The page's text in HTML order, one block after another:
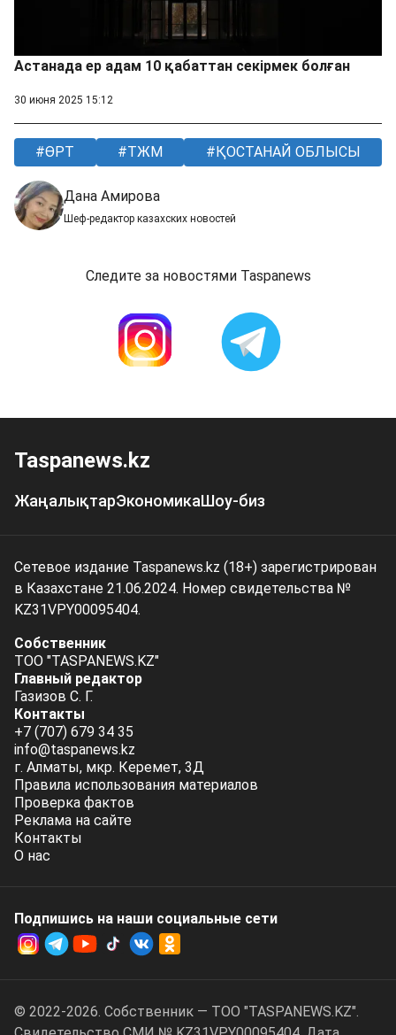
Астанада ер адам 10 қабаттан секірмек болған
30 июня 2025 15:12
ӨРТ ТЖМ ҚОСТАНАЙ ОБЛЫСЫ
Дана Амирова
Шеф-редактор казахских новостей
Следите за новостями Taspanews
Taspanews.kz
ЖаңалықтарЭкономикаШоу-биз
Сетевое издание Taspanews.kz (18+) зарегистрирован
в Казахстане 21.06.2024. Номер свидетельства №
KZ31VPY00095404.
Собственник
ТОО "TASPANEWS.KZ"
Главный редактор
Газизов С. Г.
Контакты
+7 (707) 679 34 35
info@taspanews.kz
г. Алматы, мкр. Керемет, 3Д
Правила использования материалов
Проверка фактов
Реклама на сайте
Контакты
О нас
Подпишись на наши социальные cети
© 2022-2026. Собственник — ТОО "TASPANEWS.KZ".